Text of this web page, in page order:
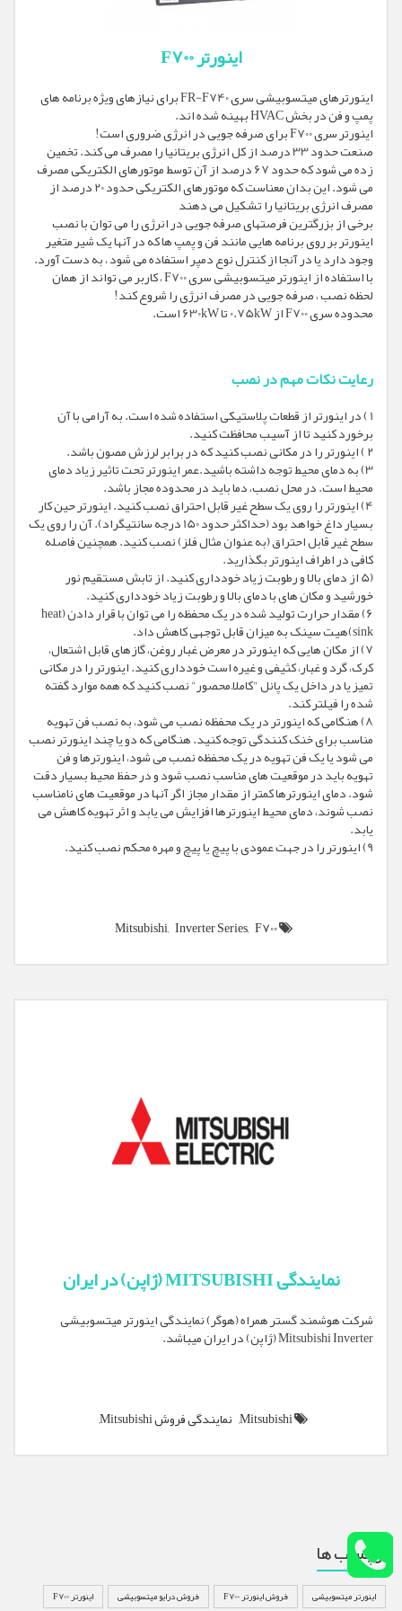
اینورتر F700
اینورترهای میتسوبیشی سری FR-F740 برای نیازهای ویژه برنامه های
پمپ و فن در بخش HVAC بهینه شده اند.
اینورتر سری F700 برای صرفه جویی در انرژی ضروری است!
صنعت حدود 33 درصد از کل انرژی بریتانیا را مصرف می کند. تخمین
زده می شود که حدود 67 درصد از آن توسط موتورهای الکتریکی مصرف
می شود. این بدان معناست که موتورهای الکتریکی حدود 20 درصد از
مصرف انرژی بریتانیا را تشکیل می دهند
برخی از بزرگترین فرصتهای صرفه جویی در انرژی را می توان با نصب
اینورتر بر روی برنامه هایی مانند فن و پمپ ها که در آنها یک شیر متغیر
وجود دارد یا در آنجا از کنترل نوع دمپر استفاده می شود ، به دست آورد.
با استفاده از اینورتر میتسوبیشی سری F700 ، کاربر می تواند از همان
لحظه نصب ، صرفه جویی در مصرف انرژی را شروع کند!
محدوده سری F700 از 0.75kW تا 630kW است.
رعایت نکات مهم در نصب
1 ) در اینورتر از قطعات پلاستیکی استفاده شده است. به آرامی با آن
برخورد کنید تا از آسیب محافظت کنید.
2 ) اینورتر را در مکانی نصب کنید که در برابر لرزش مصون باشد.
3) به دمای محیط توجه داشته باشید.عمر اینورتر تحت تاثیر زیاد دمای
محیط است. در محل نصب، دما باید در محدوده مجاز باشد.
4) اینورتر را روی یک سطح غیر قابل احتراق نصب کنید. اینورتر حین کار
بسیار داغ خواهد بود (حداکثر حدود 150 درجه سانتیگراد). آن را روی یک
سطح غیر قابل احتراق (به عنوان مثال فلز) نصب کنید. همچنین فاصله
کافی در اطراف اینورتر بگذارید.
(5 از دمای بالا و رطوبت زیاد خودداری کنید. از تابش مستقیم نور
خورشید و مکان های با دمای بالا و رطوبت زیاد خودداری کنید.
6) مقدار حرارت تولید شده در یک محفظه را می توان با قرار دادن (heat
sink)هیت سینک به میزان قابل توجهی کاهش داد.
7) از مکان هایی که اینورتر در معرض غبار روغن، گازهای قابل اشتعال،
کرک، گرد و غبار، کثیفی و غیره است خودداری کنید. اینورتر را در مکانی
تمیز یا در داخل یک پانل "کاملاً محصور" نصب کنید که همه موارد گفته
شده را فیلتر کند.
8) هنگامی که اینورتر در یک محفظه نصب می شود، به نصب فن تهویه
مناسب برای خنک کنندگی توجه کنید. هنگامی که دو یا چند اینورتر نصب
می شود یا یک فن تهویه در یک محفظه نصب می شود، اینورترها و فن
تهویه باید در موقعیت های مناسب نصب شود و در حفظ محیط بسیار دقت
شود. دمای اینورترها کمتر از مقدار مجاز اگر آنها در موقعیت های نامناسب
نصب شوند، دمای محیط اینورترها افزایش می یابد و اثر تهویه کاهش می
یابد.
9) اینورتر را در جهت عمودی با پیچ یا پیچ و مهره محکم نصب کنید.
Mitsubishi, Inverter Series, F700
نمایندگی MITSUBISHI (ژاپن) در ایران
شرکت هوشمند گستر همراه (هوگر) نمایندگی اینورتر میتسوبیشی
Mitsubishi Inverter (ژاپن) در ایران میباشد.
Mitsubishi, نمایندگی فروش Mitsubishi,
برچسب ها
اینورتر میتسوبیشی فروش اینورتر F700 فروش درایو میتسوبیشی اینورتر F700